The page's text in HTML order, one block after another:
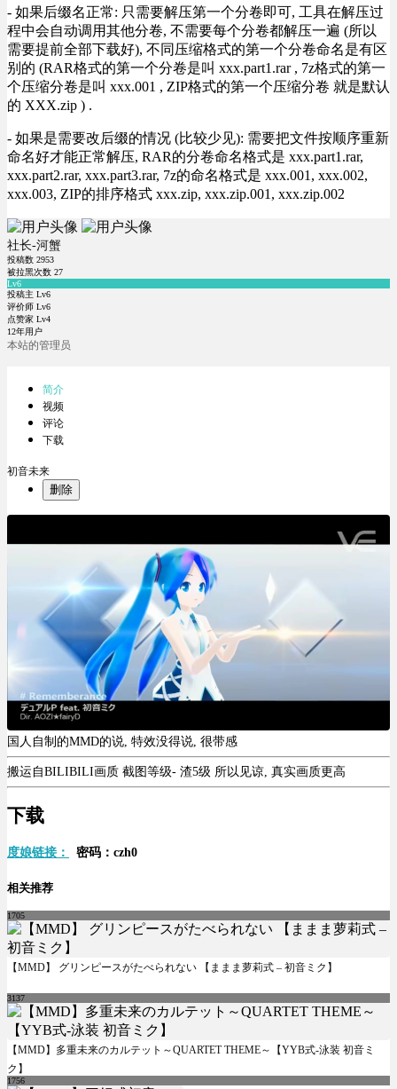
- 如果后缀名正常: 只需要解压第一个分卷即可, 工具在解压过
程中会自动调用其他分卷, 不需要每个分卷都解压一遍 (所以
需要提前全部下载好), 不同压缩格式的第一个分卷命名是有区
别的 (RAR格式的第一个分卷是叫 xxx.part1.rar , 7z格式的第一
个压缩分卷是叫 xxx.001 , ZIP格式的第一个压缩分卷 就是默认
的 XXX.zip ) .
- 如果是需要改后缀的情况 (比较少见): 需要把文件按顺序重新
命名好才能正常解压, RAR的分卷命名格式是 xxx.part1.rar,
xxx.part2.rar, xxx.part3.rar, 7z的命名格式是 xxx.001, xxx.002,
xxx.003, ZIP的排序格式 xxx.zip, xxx.zip.001, xxx.zip.002
社长-河蟹
投稿数 2953
被拉黑次数 27
Lv6
投稿主 Lv6
评价师 Lv6
点赞家 Lv4
12年用户
本站的管理员
简介
视频
评论
下载
初音未来
删除
国人自制的MMD的说, 特效没得说, 很带感
搬运自BILIBILI画质 截图等级- 渣5级 所以见谅, 真实画质更高
下载
度娘链接： 密码：czh0
相关推荐
1705
【MMD】 グリンピースがたべられない 【ままま萝莉式 – 初音ミク】
3137
【MMD】多重未来のカルテット～QUARTET THEME～【YYB式-泳装 初音ミ
ク】
1756